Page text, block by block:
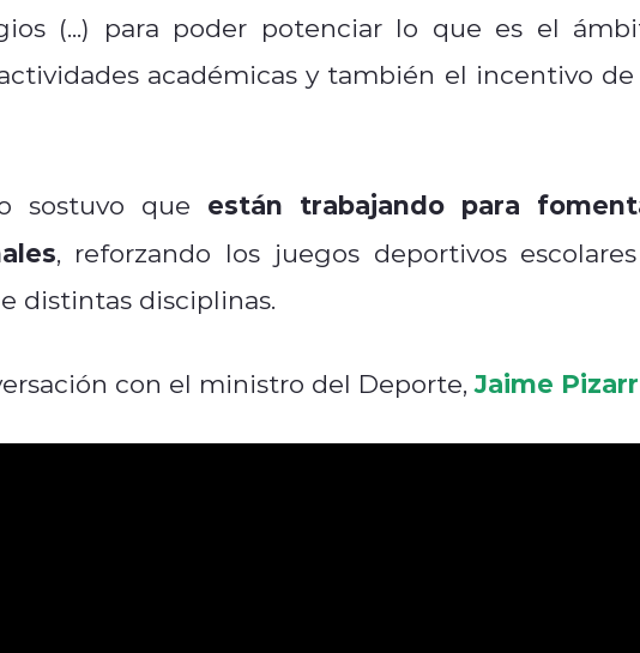
(...) para poder potenciar lo que es el
académicas y también el incentivo de
sostuvo que están trabajando para
, reforzando los juegos deportivos
distintas disciplinas.
con el ministro del Deporte,Jaime